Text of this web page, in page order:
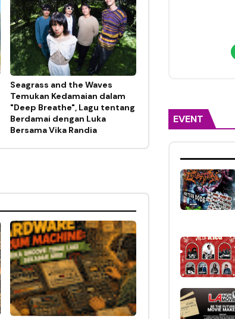
Seagrass and the Waves
Temukan Kedamaian dalam
"Deep Breathe", Lagu tentang
Berdamai dengan Luka
Bersama Vika Randia
EVENT